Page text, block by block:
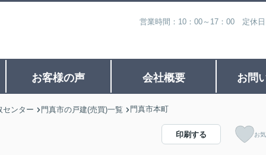
営業時間：10：00～17：00 定休
お客様の声 会社概要 お問
センター 門真市の戸建(売買)一覧 門真市本町
印刷する お